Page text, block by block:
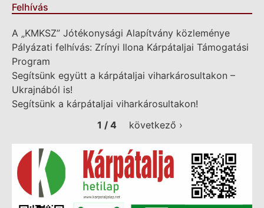
Felhívás
A „KMKSZ” Jótékonysági Alapítvány közleménye
Pályázati felhívás: Zrínyi Ilona Kárpátaljai Támogatási
Program
Segítsünk együtt a kárpátaljai viharkárosultakon –
Ukrajnából is!
Segítsünk a kárpátaljai viharkárosultakon!
1 / 4
következő ›